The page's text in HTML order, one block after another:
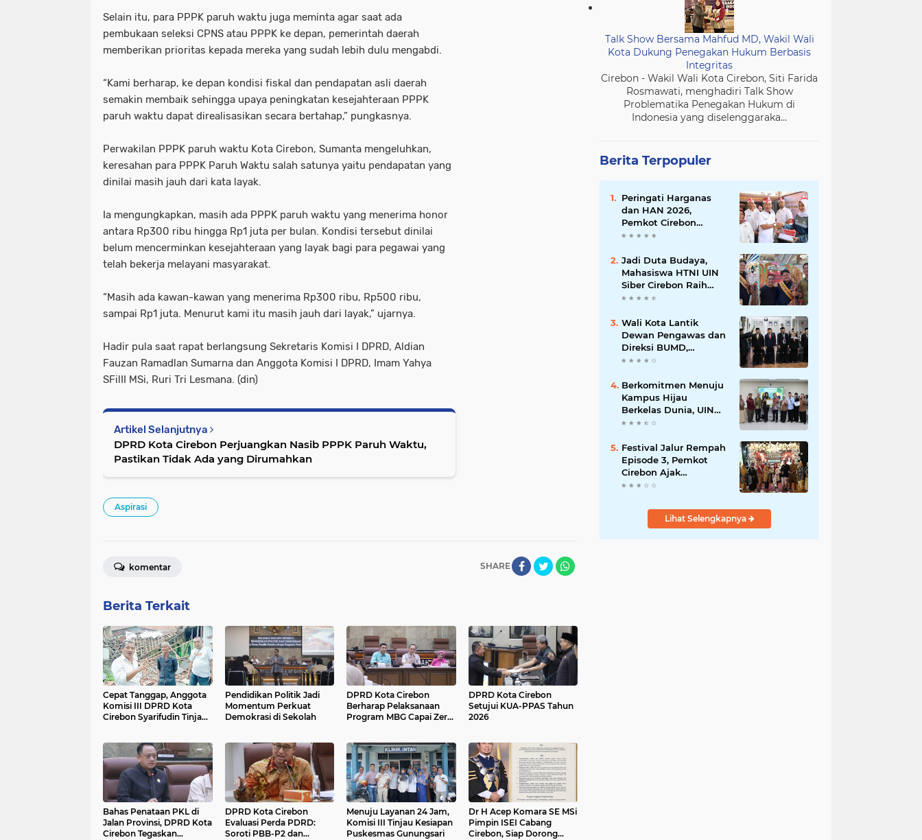
Selain itu, para PPPK paruh waktu juga meminta agar saat ada
pembukaan seleksi CPNS atau PPPK ke depan, pemerintah daerah
memberikan prioritas kepada mereka yang sudah lebih dulu mengabdi.
“Kami berharap, ke depan kondisi fiskal dan pendapatan asli daerah
semakin membaik sehingga upaya peningkatan kesejahteraan PPPK
paruh waktu dapat direalisasikan secara bertahap,” pungkasnya.
Perwakilan PPPK paruh waktu Kota Cirebon, Sumanta mengeluhkan,
keresahan para PPPK Paruh Waktu salah satunya yaitu pendapatan yang
dinilai masih jauh dari kata layak.
Ia mengungkapkan, masih ada PPPK paruh waktu yang menerima honor
antara Rp300 ribu hingga Rp1 juta per bulan. Kondisi tersebut dinilai
belum mencerminkan kesejahteraan yang layak bagi para pegawai yang
telah bekerja melayani masyarakat.
“Masih ada kawan-kawan yang menerima Rp300 ribu, Rp500 ribu,
sampai Rp1 juta. Menurut kami itu masih jauh dari layak,” ujarnya.
Hadir pula saat rapat berlangsung Sekretaris Komisi I DPRD, Aldian
Fauzan Ramadlan Sumarna dan Anggota Komisi I DPRD, Imam Yahya
SFilII MSi, Ruri Tri Lesmana. (din)
Artikel Selanjutnya
DPRD Kota Cirebon Perjuangkan Nasib PPPK Paruh Waktu,
Pastikan Tidak Ada yang Dirumahkan
Aspirasi
SHARE
komentar
Berita Terkait
Cepat Tanggap, Anggota
Komisi III DPRD Kota
Cirebon Syarifudin Tinjau
Pendidikan Politik Jadi
Momentum Perkuat
Demokrasi di Sekolah
DPRD Kota Cirebon
Berharap Pelaksanaan
Program MBG Capai Zero
DPRD Kota Cirebon
Setujui KUA-PPAS Tahun
2026
Bahas Penataan PKL di
Jalan Provinsi, DPRD Kota
Cirebon Tegaskan
DPRD Kota Cirebon
Evaluasi Perda PDRD:
Soroti PBB-P2 dan
Menuju Layanan 24 Jam,
Komisi III Tinjau Kesiapan
Puskesmas Gunungsari
Dr H Acep Komara SE MSi
Pimpin ISEI Cabang
Cirebon, Siap Dorong
Talk Show Bersama Mahfud MD, Wakil Wali
Kota Dukung Penegakan Hukum Berbasis
Integritas
Cirebon - Wakil Wali Kota Cirebon, Siti Farida
Rosmawati, menghadiri Talk Show
Problematika Penegakan Hukum di
Indonesia yang diselenggaraka...
Berita Terpopuler
Peringati Harganas
dan HAN 2026,
Pemkot Cirebon
Perkuat Komitmen
Anak
Jadi Duta Budaya,
Mahasiswa HTNI UIN
Siber Cirebon Raih
Juara 1 Duta Batik DKI
Wali Kota Lantik
Dewan Pengawas dan
Direksi BUMD,
Tegaskan Komitmen
Integritas
Berkomitmen Menuju
Kampus Hijau
Berkelas Dunia, UIN
Siber Cirebon Raih
Compliance UI
GreenMetric
Festival Jalur Rempah
Episode 3, Pemkot
Cirebon Ajak
Masyarakat Lestarikan
Warisan Budaya
Bernilai EkonomiLihat Selengkapnya